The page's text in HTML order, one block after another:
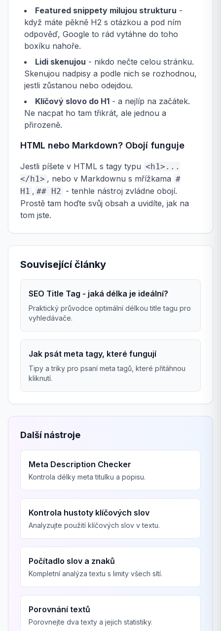
Featured snippety milujou strukturu -
když máte pěkně H2 s otázkou a pod ním
odpověď, Google to rád vytáhne do toho
boxíku nahoře.
Lidi skenujou - nikdo nečte celou stránku.
Skenujou nadpisy a podle nich se rozhodnou,
jestli zůstanou nebo odejdou.
Klíčový slovo do H1 - a nejlíp na začátek.
Ne nacpat ho tam třikrát, ale jednou a
přirozeně.
HTML nebo Markdown? Obojí funguje
Jestli píšete v HTML s tagy typu <h1>...
</h1> , nebo v Markdownu s mřížkama #
H1 , ## H2 - tenhle nástroj zvládne obojí.
Prostě tam hoďte svůj obsah a uvidíte, jak na
tom jste.
Související články
SEO Title Tag - jaká délka je ideální?
Praktický průvodce optimální délkou title tagu pro
vyhledávače.
Jak psát meta tagy, které fungují
Tipy a triky pro psaní meta tagů, které přitáhnou
kliknutí.
Další nástroje
Meta Description Checker
Kontrola délky meta titulku a popisu.
Kontrola hustoty klíčových slov
Analyzujte použití klíčových slov v textu.
Počítadlo slov a znaků
Kompletní analýza textu s limity všech sítí.
Porovnání textů
Porovnejte dva texty a jejich statistiky.